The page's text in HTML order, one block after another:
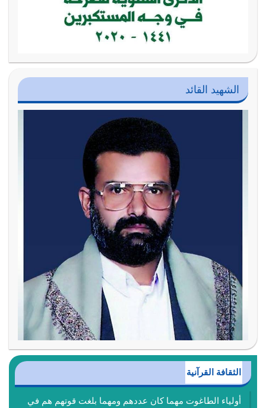
الشهيد القائد
الثقافة القرآنية
أولياء الطاغوت مهما كان عددهم ومهما بلغت قوتهم هم في